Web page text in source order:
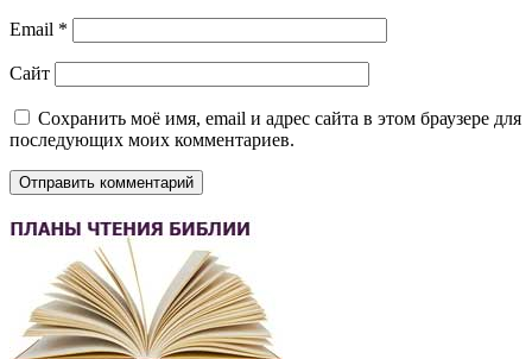
Email *
Сайт
Сохранить моё имя, email и адрес сайта в этом браузере для
последующих моих комментариев.